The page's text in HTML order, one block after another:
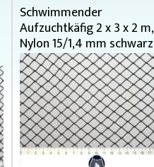
Schwimmender
Aufzuchtkäfig 2 x 3 x 2 m,
Nylon 15/1,4 mm schwarz